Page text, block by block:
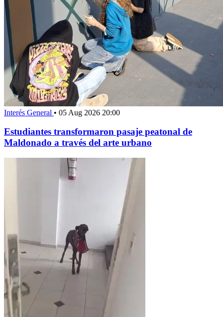
Interés General • 05 Aug 2026 20:00
Estudiantes transformaron pasaje peatonal de
Maldonado a través del arte urbano